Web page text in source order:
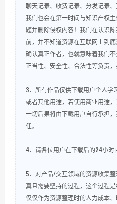
聊天记录、收费记录、分发记录、
我们也会在第一时间与知识产权
题并删除侵权内容！我们在认识
前，并不知道资源在互联网上到
确认真正作者，也就意味着我们不
正当性、安全性、合法性等负责，
3、所有作品仅供下载用户个人学
或者其他用途，若使用商业用途
一切后果将由下载用户自行承担
任。
4、请各位用户在下载后的24小时
5、对产品/交互领域的资源收集
真且需要坚持的过程，这个过程
仅仅作为资源整理时的人力成本